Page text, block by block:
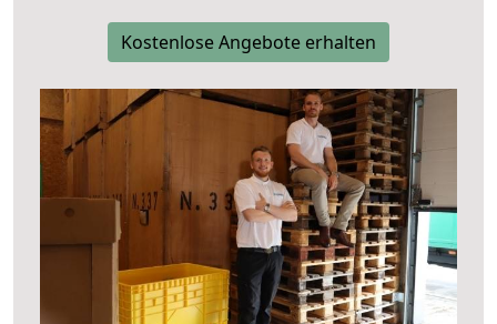
Kostenlose Angebote erhalten